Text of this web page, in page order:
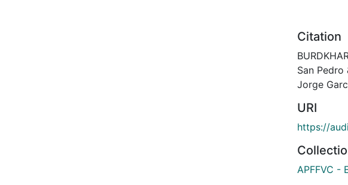
Citation
San Pedro
Jorge
URI
https://
APFFVC -